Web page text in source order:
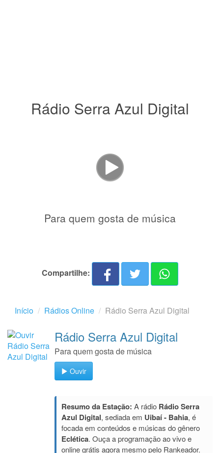
Rádio Serra Azul Digital
Para quem gosta de música
Compartilhe:
Início Rádios Online Rádio Serra Azul Digital
Rádio Serra Azul Digital
Para quem gosta de música
Ouvir
Resumo da Estação: A rádio Rádio Serra
Azul Digital, sediada em Uibaí - Bahia, é
focada em conteúdos e músicas do gênero
Eclética. Ouça a programação ao vivo e
online grátis agora mesmo pelo Rankeador.